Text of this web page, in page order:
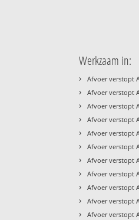
Werkzaam in:
› Afvoer verstopt
› Afvoer verstopt
› Afvoer verstopt
› Afvoer verstopt
› Afvoer verstopt
› Afvoer verstopt
› Afvoer verstopt
› Afvoer verstopt
› Afvoer verstopt
› Afvoer verstopt
› Afvoer verstopt